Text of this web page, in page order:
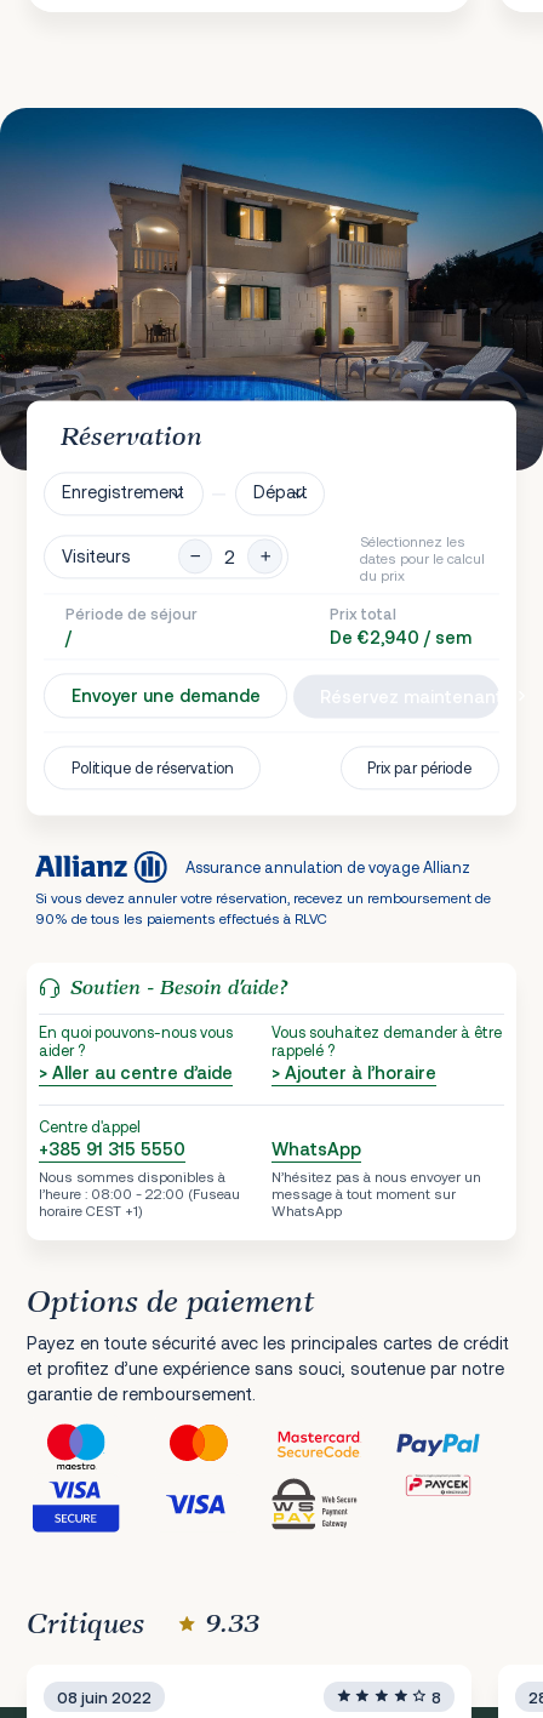
Réservation
Enregistrement Départ
Visiteurs
Sélectionnez les
dates pour le calcul
du prix
Période de séjour
/
Prix total
De €2,940 / sem
Envoyer une demande
Politique de réservation Prix par période
Assurance annulation de voyage Allianz
Si vous devez annuler votre réservation, recevez un remboursement de
90% de tous les paiements effectués à RLVC
Soutien - Besoin d’aide?
En quoi pouvons-nous vous
aider ?
> Aller au centre d’aide
Vous souhaitez demander à être
rappelé ?
> Ajouter à l’horaire
Centre d'appel
+385 91 315 5550
Nous sommes disponibles à
l’heure : 08:00 - 22:00 (Fuseau
horaire CEST +1)
WhatsApp
N’hésitez pas à nous envoyer un
message à tout moment sur
WhatsApp
Options de paiement
Payez en toute sécurité avec les principales cartes de crédit
et profitez d’une expérience sans souci, soutenue par notre
garantie de remboursement.
Critiques 9.33
08 juin 2022 8